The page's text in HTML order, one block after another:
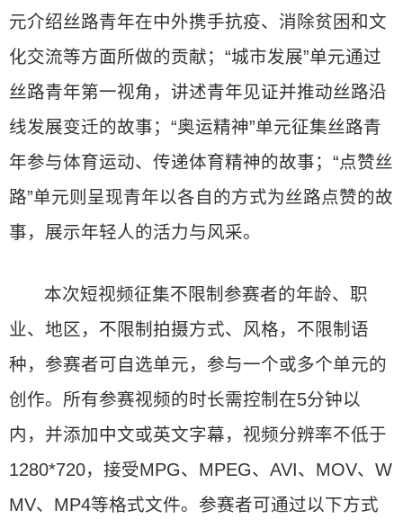
元介绍丝路青年在中外携手抗疫、消除贫困和文
化交流等方面所做的贡献；“城市发展”单元通过
丝路青年第一视角，讲述青年见证并推动丝路沿
线发展变迁的故事；“奥运精神”单元征集丝路青
年参与体育运动、传递体育精神的故事；“点赞丝
路”单元则呈现青年以各自的方式为丝路点赞的故
事，展示年轻人的活力与风采。
本次短视频征集不限制参赛者的年龄、职
业、地区，不限制拍摄方式、风格，不限制语
种，参赛者可自选单元，参与一个或多个单元的
创作。所有参赛视频的时长需控制在5分钟以
内，并添加中文或英文字幕，视频分辨率不低于
1280*720，接受MPG、MPEG、AVI、MOV、W
MV、MP4等格式文件。参赛者可通过以下方式